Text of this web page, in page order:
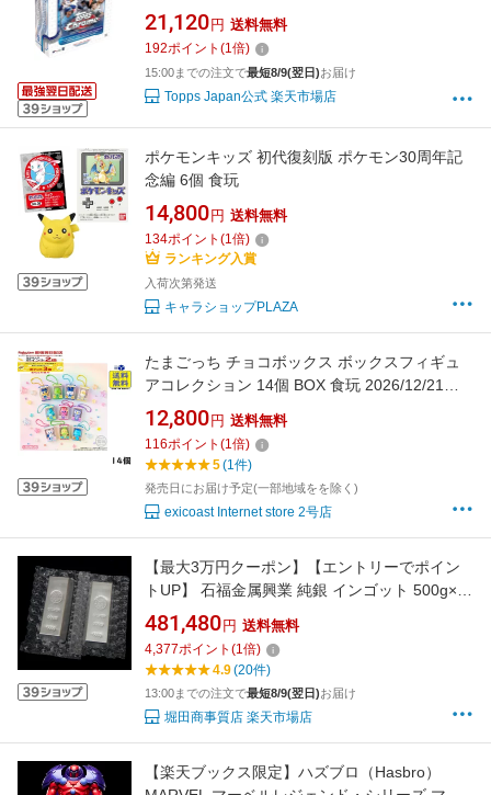
ル ロゴフラクター メガボックス
21,120 円 送料無料
192ポイント (1倍)
15:00までの注文で最短8/9(翌日)お届け
Topps Japan公式 楽天市場店
ポケモンキッズ 初代復刻版 ポケモン30周年記
念編 6個 食玩
14,800 円 送料無料
134ポイント (1倍)
ランキング入賞
入荷次第発送
キャラショップPLAZA
たまごっち チョコボックス ボックスフィギュ
アコレクション 14個 BOX 食玩 2026/12/21発
売予定
12,800 円 送料無料
116ポイント (1倍)
5(1件)
発売日にお届け予定(一部地域をを除く)
exicoast Internet store 2号店
【最大3万円クーポン】【エントリーでポイン
トUP】 石福金属興業 純銀 インゴット 500g×2
本セット シルバー/SV999.9 1000g（1kg）
ingot(55405)(55405)
481,480 円 送料無料
4,377ポイント (1倍)
4.9(20件)
13:00までの注文で最短8/9(翌日)お届け
堀田商事質店 楽天市場店
【楽天ブックス限定】ハズブロ（Hasbro）